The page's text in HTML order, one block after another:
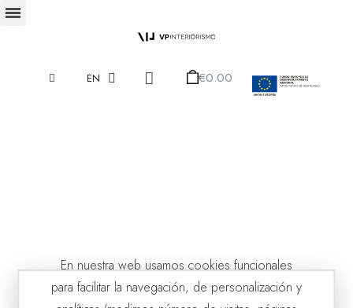
EN €0.00
En nuestra web usamos cookies funcionales
para facilitar la navegación, de personalización y